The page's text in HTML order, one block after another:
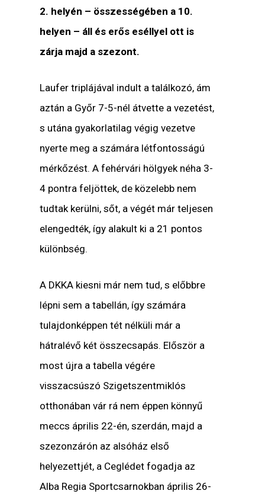
2. helyén – összességében a 10.
helyen – áll és erős eséllyel ott is
zárja majd a szezont.
Laufer triplájával indult a találkozó, ám
aztán a Győr 7-5-nél átvette a vezetést,
s utána gyakorlatilag végig vezetve
nyerte meg a számára létfontosságú
mérkőzést. A fehérvári hölgyek néha 3-
4 pontra feljöttek, de közelebb nem
tudtak kerülni, sőt, a végét már teljesen
elengedték, így alakult ki a 21 pontos
különbség.
A DKKA kiesni már nem tud, s előbbre
lépni sem a tabellán, így számára
tulajdonképpen tét nélküli már a
hátralévő két összecsapás. Először a
most újra a tabella végére
visszacsúszó Szigetszentmiklós
otthonában vár rá nem éppen könnyű
meccs április 22-én, szerdán, majd a
szezonzárón az alsóház első
helyezettjét, a Ceglédet fogadja az
Alba Regia Sportcsarnokban április 26-